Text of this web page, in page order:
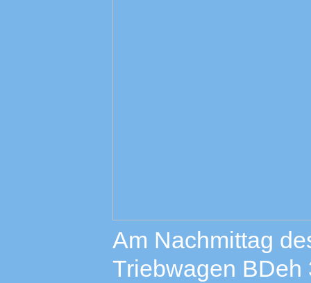
Am Nachmittag
Triebwagen BDeh